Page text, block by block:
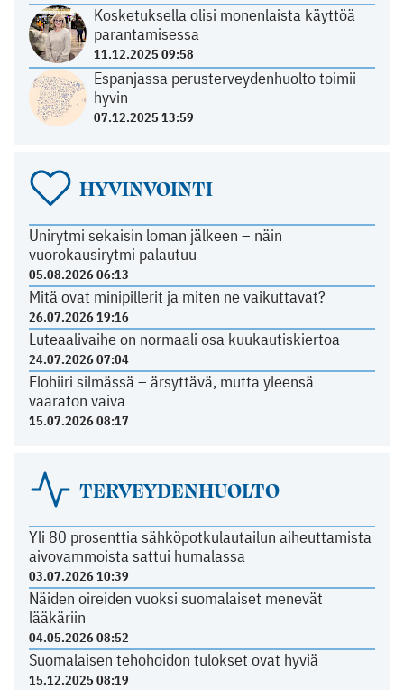
Kosketuksella olisi monenlaista käyttöä
parantamisessa
11.12.2025 09:58
Espanjassa perusterveydenhuolto toimii
hyvin
07.12.2025 13:59
HYVINVOINTI
Unirytmi sekaisin loman jälkeen – näin
vuorokausirytmi palautuu
05.08.2026 06:13
Mitä ovat minipillerit ja miten ne vaikuttavat?
26.07.2026 19:16
Luteaalivaihe on normaali osa kuukautiskiertoa
24.07.2026 07:04
Elohiiri silmässä – ärsyttävä, mutta yleensä
vaaraton vaiva
15.07.2026 08:17
TERVEYDENHUOLTO
Yli 80 prosenttia sähköpotkulautailun aiheuttamista
aivovammoista sattui humalassa
03.07.2026 10:39
Näiden oireiden vuoksi suomalaiset menevät
lääkäriin
04.05.2026 08:52
Suomalaisen tehohoidon tulokset ovat hyviä
15.12.2025 08:19